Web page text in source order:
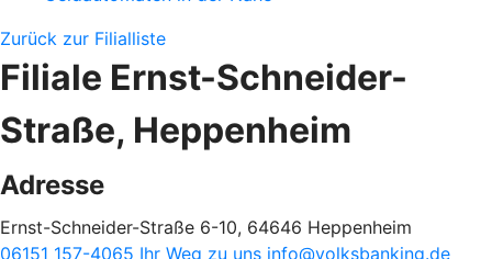
Zurück zur Filialliste
Filiale Ernst-Schneider-
Straße, Heppenheim
Adresse
Ernst-Schneider-Straße 6-10, 64646 Heppenheim
06151 157-4065 Ihr Weg zu uns info@volksbanking.de